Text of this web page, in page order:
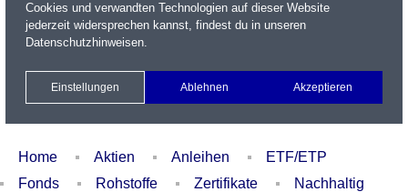
Name / WKN / ISIN / Kürzel
Xetra Realtime
Watchlist Portfolio Login
Home Aktien Anleihen
ETF/ETP
Fonds
Rohstoffe Zertifikate
Nachhaltig
Cookies und verwandten Technologien auf dieser Website
jederzeit widersprechen kannst, findest du in unseren
Datenschutzhinweisen.
Einstellungen Ablehnen Akzeptieren